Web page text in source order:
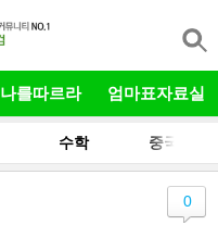
나를따르라 엄마표자료실
수학 중국어
0